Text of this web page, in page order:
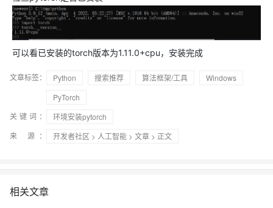
可以看已安装的torch版本为1.11.0+cpu，安装完成
文章标签： Python 搜索推荐 算法框架/工具
Windows
PyTorch
关键词：
环境安装pytorch
来 源：
开发者社区 > 人工智能 > 文章 > 正文
相关文章